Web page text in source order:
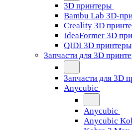
3D принтеры
Bambu Lab 3D-
Creality 3D
IdeaFormer 3D
QIDI 3D принтеры
Запчасти для 3D
Запчасти для 3D
Anycubic
Anycubic
Anycubic